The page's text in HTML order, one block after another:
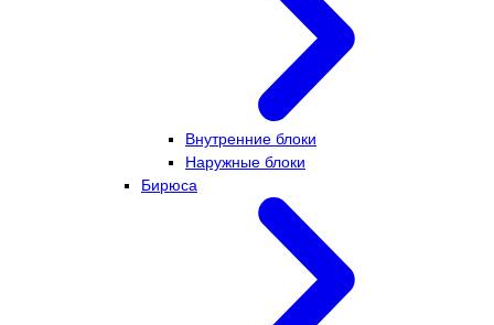
Внутренние блоки
Наружные блоки
Бирюса